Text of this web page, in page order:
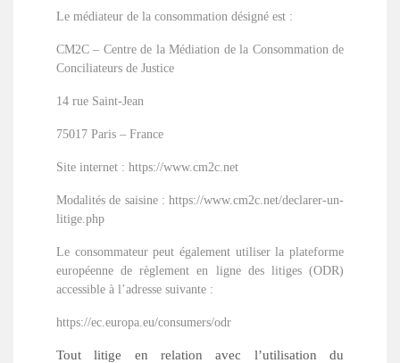
Le médiateur de la consommation désigné est :
CM2C – Centre de la Médiation de la Consommation de
Conciliateurs de Justice
14 rue Saint-Jean
75017 Paris – France
Site internet : https://www.cm2c.net
Modalités de saisine : https://www.cm2c.net/declarer-un-
litige.php
Le consommateur peut également utiliser la plateforme
européenne de règlement en ligne des litiges (ODR)
accessible à l’adresse suivante :
https://ec.europa.eu/consumers/odr
Tout litige en relation avec l’utilisation du